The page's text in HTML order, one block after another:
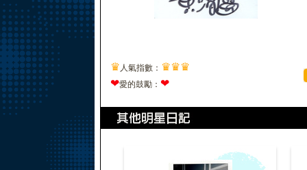
♛ 人氣指數： ♛♛♛
❤愛的鼓勵： ❤